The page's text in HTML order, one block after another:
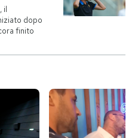
il
dopo
finito